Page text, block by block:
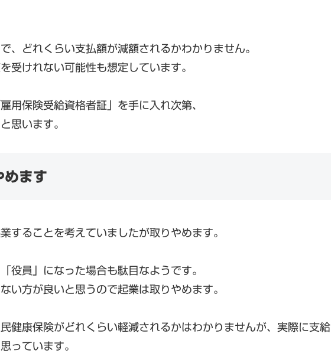
、どれくらい支払額が減額されるかわかりません。
受けれない可能性も想定しています。
用保険受給資格者証」を手に入れ次第、
思います。
めます
することを考えていましたが取りやめます。
役員」になった場合も駄目なようです。
い方が良いと思うので起業は取りやめます。
健康保険がどれくらい軽減されるかはわかりませんが、実際に支給
っています。